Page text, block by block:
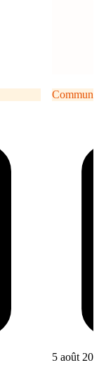
5 août